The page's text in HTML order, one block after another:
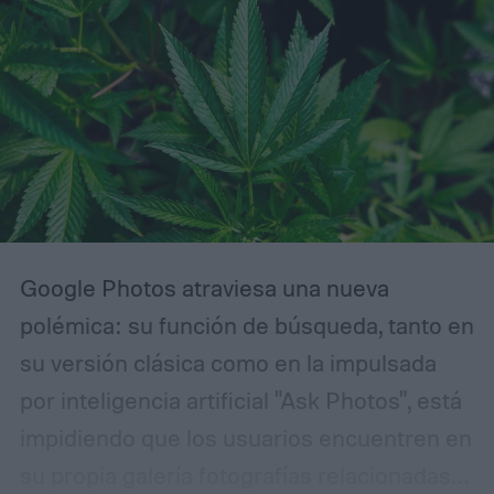
Google Photos atraviesa una nueva
polémica: su función de búsqueda, tanto en
su versión clásica como en la impulsada
por inteligencia artificial "Ask Photos", está